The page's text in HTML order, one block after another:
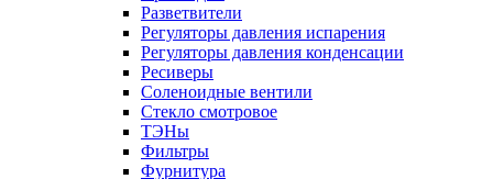
Разветвители
Регуляторы давления испарения
Регуляторы давления конденсации
Ресиверы
Соленоидные вентили
Стекло смотровое
ТЭНы
Фильтры
Фурнитура